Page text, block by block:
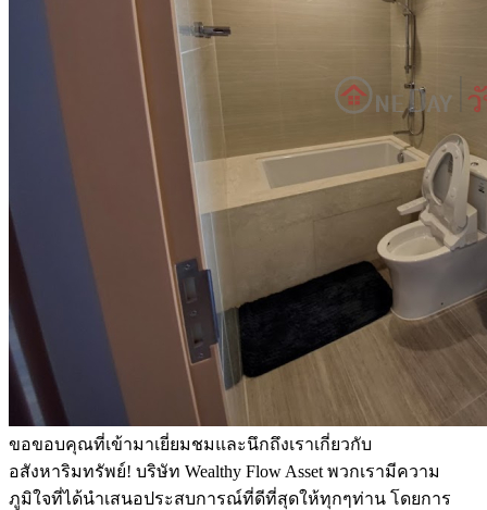
ขอขอบคุณที่เข้ามาเยี่ยมชมและนึกถึงเราเกี่ยวกับ
อสังหาริมทรัพย์! บริษัท Wealthy Flow Asset พวกเรามีความ
ภูมิใจที่ได้นำเสนอประสบการณ์ที่ดีที่สุดให้ทุกๆท่าน โดยการ